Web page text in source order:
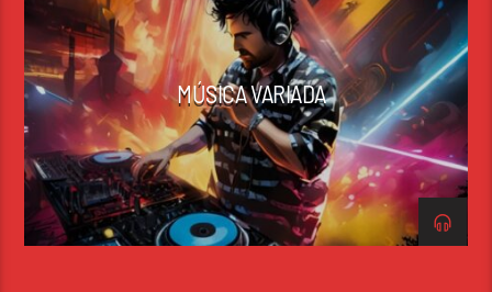
MÚSICA VARIADA